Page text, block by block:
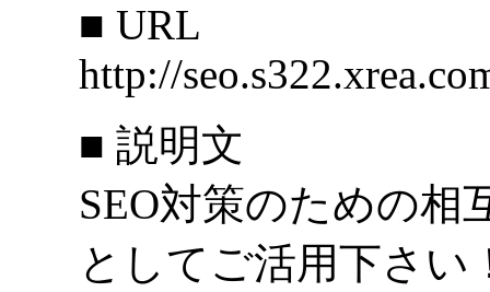
■ URL
http://
■ 説明文
SEO対策のための相
としてご活用下さい